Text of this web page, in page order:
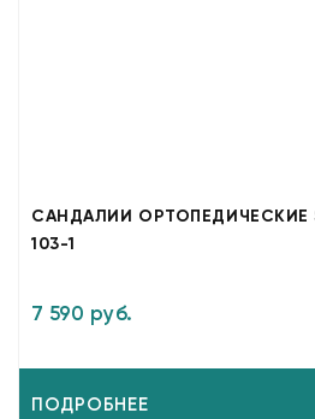
САНДАЛИИ ОРТОПЕДИЧЕСКИЕ
103-1
7 590 руб.
ПОДРОБНЕЕ